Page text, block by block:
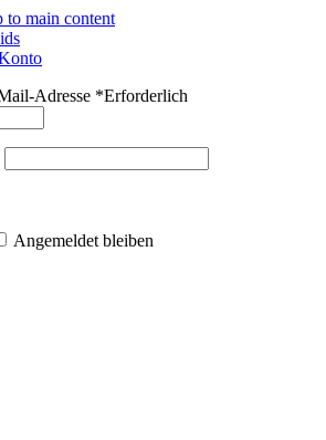
to main content
Adresse *Erforderlich
Angemeldet bleiben